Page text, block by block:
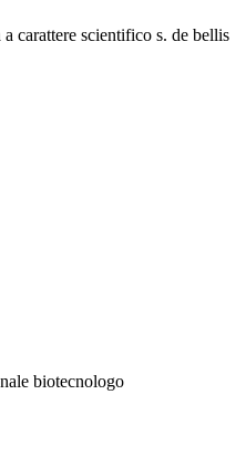
carattere scientifico s. de bellis
biotecnologo